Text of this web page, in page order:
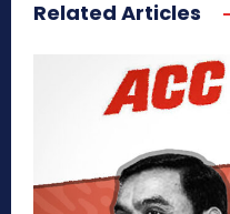
Related Articles